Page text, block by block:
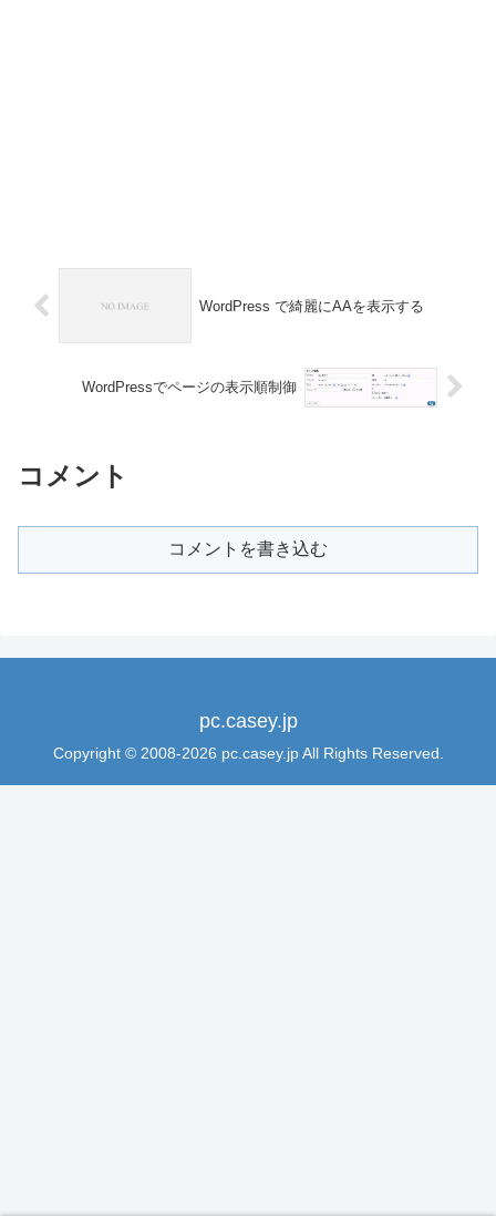
WordPress で綺麗にAAを表示する
WordPressでページの表示順制御
コメント
コメントを書き込む
pc.casey.jp
Copyright © 2008-2026 pc.casey.jp All Rights Reserved.